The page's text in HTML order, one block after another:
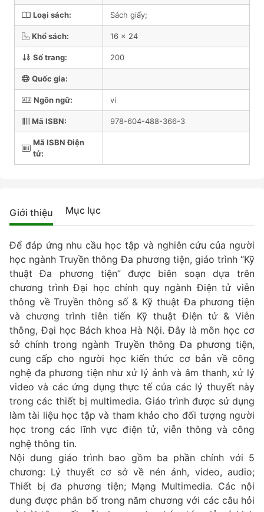
Loại sách: Sách giấy;
Khổ sách: 16 x 24
Số trang: 200
Quốc gia:
Ngôn ngữ: vi
Mã ISBN: 978-604-488-366-3
Mã ISBN Điện
tử:
Giới thiệu Mục lục
Để đáp ứng nhu cầu học tập và nghiên cứu của người
học ngành Truyền thông Đa phương tiện, giáo trình “Kỹ
thuật Đa phương tiện” được biên soạn dựa trên
chương trình Đại học chính quy ngành Điện tử viễn
thông về Truyền thông số & Kỹ thuật Đa phương tiện
và chương trình tiên tiến Kỹ thuật Điện tử & Viễn
thông, Đại học Bách khoa Hà Nội. Đây là môn học cơ
sở chính trong ngành Truyền thông Đa phương tiện,
cung cấp cho người học kiến thức cơ bản về công
nghệ đa phương tiện như xử lý ảnh và âm thanh, xử lý
video và các ứng dụng thực tế của các lý thuyết này
trong các thiết bị multimedia. Giáo trình được sử dụng
làm tài liệu học tập và tham khảo cho đối tượng người
học trong các lĩnh vực điện tử, viễn thông và công
nghệ thông tin.
Nội dung giáo trình bao gồm ba phần chính với 5
chương: Lý thuyết cơ sở về nén ảnh, video, audio;
Thiết bị đa phương tiện; Mạng Multimedia. Các nội
dung được phân bố trong năm chương với các câu hỏi